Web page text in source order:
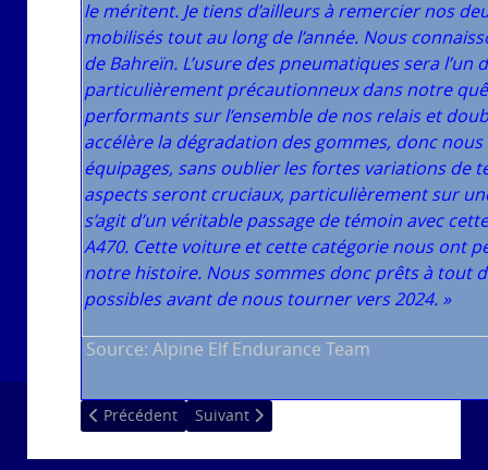
le méritent. Je tiens d’ailleurs à remercier nos
mobilisés tout au long de l’année. Nous
de Bahreïn. L’usure des pneumatiques sera
particulièrement précautionneux dans notre
performants sur l’ensemble de nos relais et
accélère la dégradation des gommes, donc
équipages, sans oublier les fortes variations de
aspects seront cruciaux, particulièrement sur
s’agit d’un véritable passage de témoin avec
A470. Cette voiture et cette catégorie nous ont
notre histoire. Nous sommes donc prêts à tout
possibles avant de nous tourner vers 2024. »
Source: Alpine Elf Endurance Team
Article précédent : Bahrain, les résultats FIA WEC
Précédent Article suivant : Lors d'une troisième
Suivant